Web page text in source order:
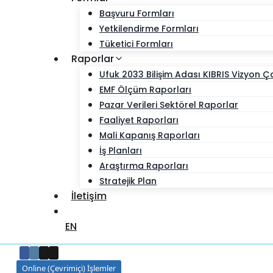
Başvuru Formları
Yetkilendirme Formları
Tüketici Formları
Raporlar
Ufuk 2033 Bilişim Adası KIBRIS Vizyon
EMF Ölçüm Raporları
Pazar Verileri Sektörel Raporlar
Faaliyet Raporları
Mali Kapanış Raporları
İş Planları
Araştırma Raporları
Stratejik Plan
İletişim
EN
Online (Çevrimiçi) İşlemler